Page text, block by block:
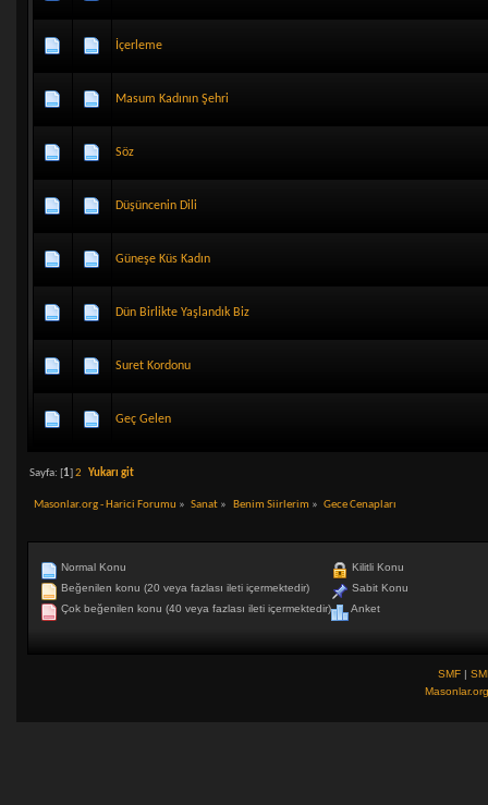
İçerleme
Masum Kadının Şehri
Söz
Düşüncenin Dili
Güneşe Küs Kadın
Dün Birlikte Yaşlandık Biz
Suret Kordonu
Geç Gelen
Sayfa: [1] 2 Yukarı git
Masonlar.org - Harici Forumu » Sanat » Benim Siirlerim » Gece Cenapları
Normal Konu
Beğenilen konu (20 veya fazlası ileti içermektedir)
Çok beğenilen konu (40 veya fazlası ileti içermektedir)
Kilitli Konu
Sabit Konu
Anket
SMF |
Masonlar.org